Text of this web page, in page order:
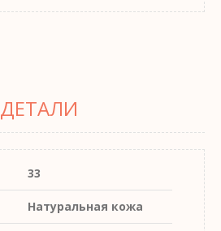
ДЕТАЛИ
33
Натуральная кожа